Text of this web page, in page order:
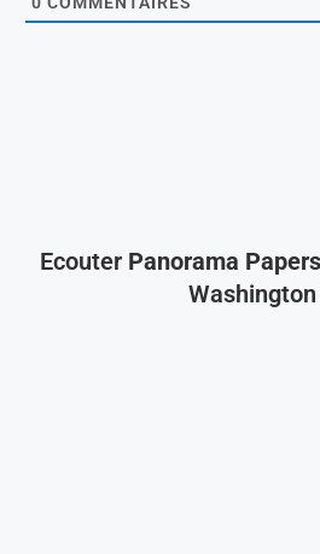
Ecouter Panorama
Washington